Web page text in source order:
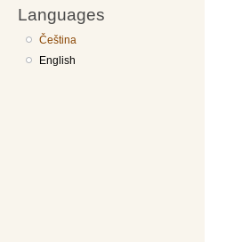
Languages
Čeština
English